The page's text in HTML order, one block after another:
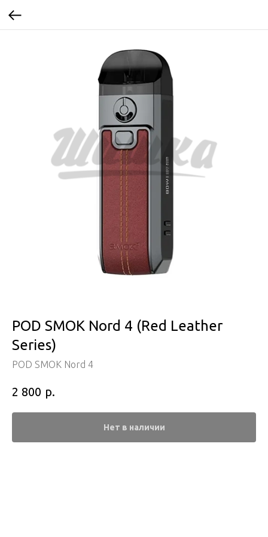
POD SMOK Nord 4 (Red Leather
Series)
POD SMOK Nord 4
2 800 р.
Нет в наличии